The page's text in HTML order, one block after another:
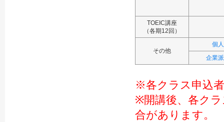
TOEIC講座
（各期12回）
その他
個
企業
※各クラス申込
※開講後、各ク
合があります。